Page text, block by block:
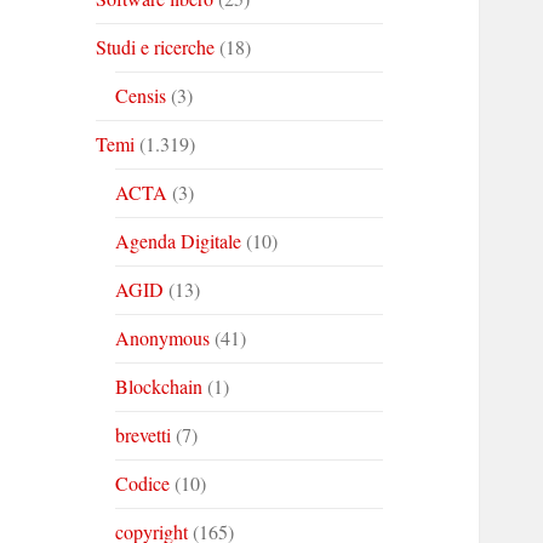
Studi e ricerche(18)
Censis(3)
Temi (1.319)
ACTA (3)
Agenda Digitale(10)
AGID (13)
Anonymous(41)
Blockchain (1)
brevetti (7)
Codice(10)
copyright(165)